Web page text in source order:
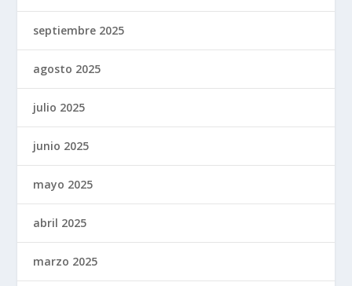
septiembre 2025
agosto 2025
julio 2025
junio 2025
mayo 2025
abril 2025
marzo 2025